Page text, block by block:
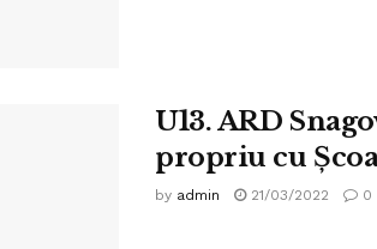
U13. ARD
propriu cu
by admin 21/03/2022 0